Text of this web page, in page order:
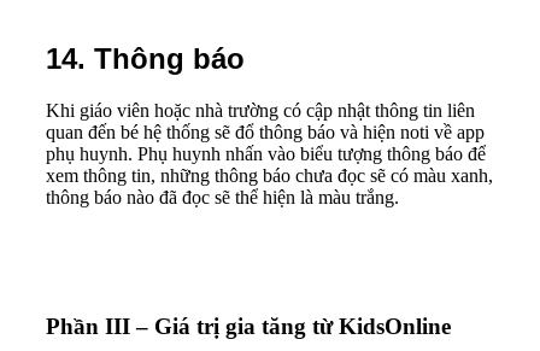
14. Thông báo
Khi giáo viên hoặc nhà trường có cập nhật thông tin liên
quan đến bé hệ thống sẽ đổ thông báo và hiện noti về app
phụ huynh. Phụ huynh nhấn vào biểu tượng thông báo để
xem thông tin, những thông báo chưa đọc sẽ có màu xanh,
thông báo nào đã đọc sẽ thể hiện là màu trắng.
Phần III – Giá trị gia tăng từ KidsOnline